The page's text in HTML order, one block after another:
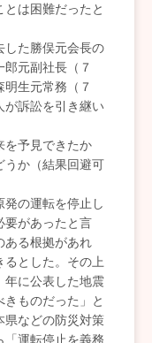
は困難だったと
した勝俣元会長の
元副社長（７
明生元常務（７
が訴訟を引き継い
を予見できたか
うか（結果回避可
の運転を停止し
要があったと言
ある根拠があれ
とした。その上
年に公表した地震
ものだった」と
県などの防災対策
「運転停止を義務